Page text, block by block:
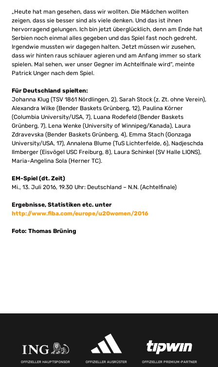
„Heute hat man gesehen, dass wir wollten. Die Mädchen wollten
zeigen, dass sie besser sind als viele denken. Und das ist ihnen
hervorragend gelungen. Ich bin jetzt überglücklich, denn am Ende hat
Serbien noch einmal alles gegeben und das Spiel fast noch gedreht.
Irgendwie mussten wir dagegen halten. Jetzt müssen wir zusehen,
dass wir hinten raus schlauer agieren und am Anfang immer so stark
spielen. Mal sehen, wer unser Gegner im Achtelfinale wird“, meinte
Patrick Unger nach dem Spiel.
Für Deutschland spielten:
Johanna Klug (TSV 1861 Nördlingen, 2), Sarah Stock (z. Zt. ohne Verein),
Alexandra Wilke (Bender Baskets Grünberg, 12), Paulina Körner
(Columbia University/USA, 7), Luana Rodefeld (Bender Baskets
Grünberg, 7), Lena Wenke (University of Winnipeg/Kanada), Laura
Zdravevska (Bender Baskets Grünberg, 4), Emma Stach (Gonzaga
University/USA, 17), Annalena Blume (TuS Lichterfelde, 6), Nadjeschda
Ilmberger (Eisvögel USC Freiburg, 8), Laura Schinkel (SV Halle LIONS),
Maria-Angelina Sola (Herner TC).
EM-Spiel (dt. Zeit)
Mi., 13. Juli 2016, 19.30 Uhr: Deutschland – N.N. (Achtelfinale)
Ergebnisse, Statistiken etc. unter
http://www.fiba.com/europe/u20women/2016
Foto: Thomas Brüning
OFFIZIELLER HAUPTSPONSOR OFFIZIELLER AUSRÜSTER OFFIZIELLER PREMIUM-PARTNER